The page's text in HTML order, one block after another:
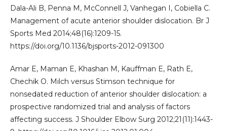
Dala-Ali B, Penna M, McConnell J, Vanhegan I, Cobiella C.
Management of acute anterior shoulder dislocation. Br J
Sports Med 2014;48(16):1209-15.
https://doi.org/10.1136/bjsports-2012-091300
Amar E, Maman E, Khashan M, Kauffman E, Rath E,
Chechik O. Milch versus Stimson technique for
nonsedated reduction of anterior shoulder dislocation: a
prospective randomized trial and analysis of factors
affecting success. J Shoulder Elbow Surg 2012;21(11):1443-